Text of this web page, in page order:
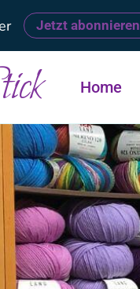
Jetzt abonnieren
Home